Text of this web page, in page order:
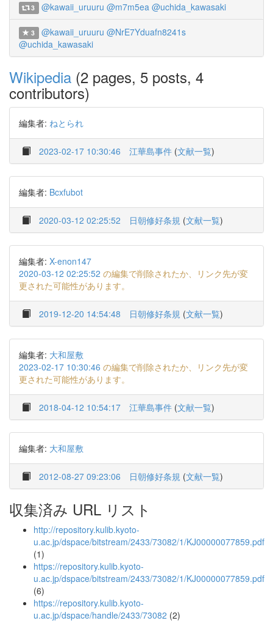
3 @kawaii_uruuru @m7m5ea @uchida_kawasaki
3 @kawaii_uruuru @NrE7Yduafn8241s
@uchida_kawasaki
Wikipedia (2 pages, 5 posts, 4
contributors)
編集者: ねとられ
2023-02-17 10:30:46 江華島事件 (文献一覧)
編集者: Bcxfubot
2020-03-12 02:25:52 日朝修好条規 (文献一覧)
編集者: X-enon147
2020-03-12 02:25:52 の編集で削除されたか、リンク先が変
更された可能性があります。
2019-12-20 14:54:48 日朝修好条規 (文献一覧)
編集者: 大和屋敷
2023-02-17 10:30:46 の編集で削除されたか、リンク先が変
更された可能性があります。
2018-04-12 10:54:17 江華島事件 (文献一覧)
編集者: 大和屋敷
2012-08-27 09:23:06 日朝修好条規 (文献一覧)
収集済み URL リスト
http://repository.kulib.kyoto-
u.ac.jp/dspace/bitstream/2433/73082/1/KJ00000077859.pdf
(1)
https://repository.kulib.kyoto-
u.ac.jp/dspace/bitstream/2433/73082/1/KJ00000077859.pdf
(6)
https://repository.kulib.kyoto-
u.ac.jp/dspace/handle/2433/73082 (2)